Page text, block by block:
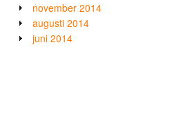
november 2014
augusti 2014
juni 2014